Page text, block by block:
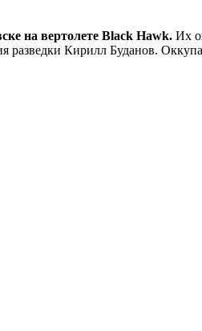
на вертолете Black Hawk. Их
разведки Кирилл Буданов.